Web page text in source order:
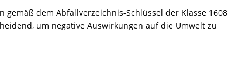
dem Abfallverzeichnis-Schlüssel der Klasse 1608
um negative Auswirkungen auf die Umwelt zu